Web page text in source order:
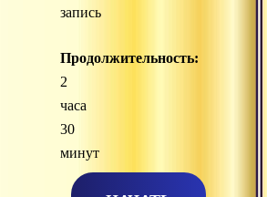
запись
Продолжительность:
2
часа
30
минут